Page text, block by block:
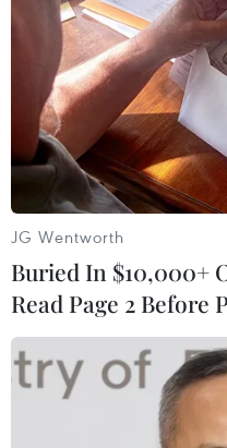
#Bộ Y tế #Ca mắc mới
#Công bố khỏi bệnh
Theo dõi VietnamPlus
TIN LIÊN QUAN
JG Wentworth
Buried In $10,000+
Read Page 2 Before